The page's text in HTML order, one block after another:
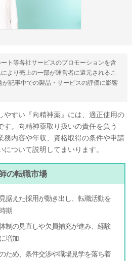
ト等各社サービスのプロモーションを含
より売上の一部が運営者に還元されるこ
が記事中での製品・サービスの評価に影響
やすい『向精神薬』には、適正使用の
す。向精神薬取り扱いの責任を負う
務内容や年収、資格取得の条件や申請
ついて説明してまいります。
の転職市場
据えた採用が動き出し、転職活動を
期
制の見直しや欠員補充が進み、経験
増加
ため、条件交渉や職場見学を落ち着